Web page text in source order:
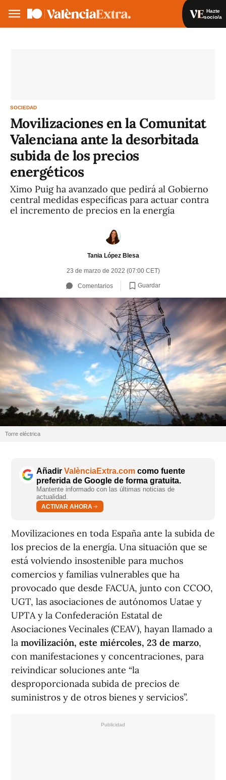
Hazte
socio/a
SOCIEDAD
Movilizaciones en la Comunitat
Valenciana ante la desorbitada
subida de los precios
energéticos
Ximo Puig ha avanzado que pedirá al Gobierno
central medidas específicas para actuar contra
el incremento de precios en la energía
Tania López Blesa
23 de marzo de 2022 (07:00 CET)
Comentarios Guardar
Torre eléctrica
Añadir ValènciaExtra.com como fuente
preferida de Google de forma gratuita.
Mantente informado con las últimas noticias de
actualidad.
ACTIVAR AHORA
Movilizaciones en toda España ante la subida de
los precios de la energía. Una situación que se
está volviendo insostenible para muchos
comercios y familias vulnerables que ha
provocado que desde FACUA, junto con CCOO,
UGT, las asociaciones de autónomos Uatae y
UPTA y la Confederación Estatal de
Asociaciones Vecinales (CEAV), hayan llamado a
la movilización, este miércoles, 23 de marzo,
con manifestaciones y concentraciones, para
reivindicar soluciones ante “la
desproporcionada subida de precios de
suministros y de otros bienes y servicios”.